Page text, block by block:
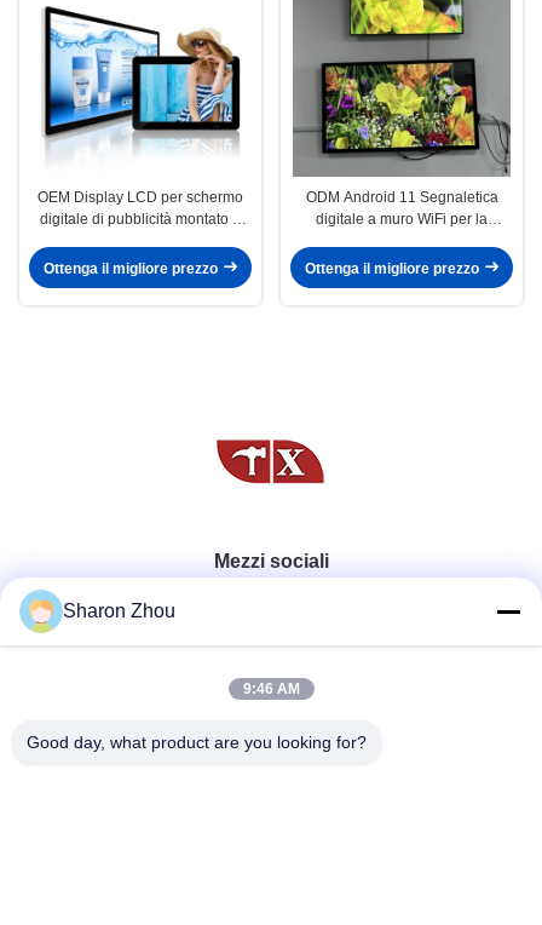
OEM Display LCD per schermo
digitale di pubblicità montato a
Ottenga il migliore prezzo
ODM Android 11 Segnaletica
digitale a muro WiFi per la
Ottenga il migliore prezzo
Mezzi sociali
86--13410256094
Sharon Zhou
9:46 AM
Good day, what product are you looking for?